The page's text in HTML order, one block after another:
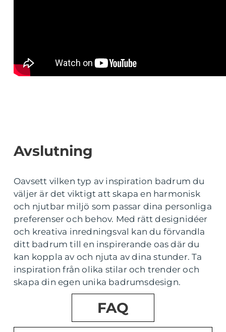
Avslutning
Oavsett vilken typ av inspiration badrum du
väljer är det viktigt att skapa en harmonisk
och njutbar miljö som passar dina personliga
preferenser och behov. Med rätt designidéer
och kreativa inredningsval kan du förvandla
ditt badrum till en inspirerande oas där du
kan koppla av och njuta av dina stunder. Ta
inspiration från olika stilar och trender och
skapa din egen unika badrumsdesign.
FAQ